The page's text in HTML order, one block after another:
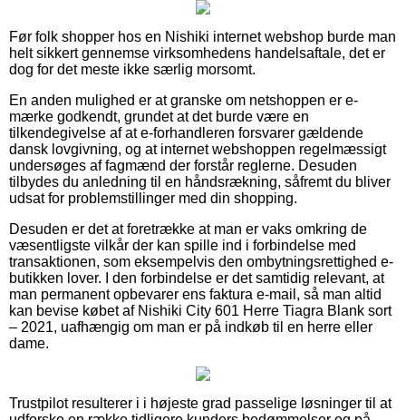
Før folk shopper hos en Nishiki internet webshop burde man
helt sikkert gennemse virksomhedens handelsaftale, det er
dog for det meste ikke særlig morsomt.
En anden mulighed er at granske om netshoppen er e-
mærke godkendt, grundet at det burde være en
tilkendegivelse af at e-forhandleren forsvarer gældende
dansk lovgivning, og at internet webshoppen regelmæssigt
undersøges af fagmænd der forstår reglerne. Desuden
tilbydes du anledning til en håndsrækning, såfremt du bliver
udsat for problemstillinger med din shopping.
Desuden er det at foretrække at man er vaks omkring de
væsentligste vilkår der kan spille ind i forbindelse med
transaktionen, som eksempelvis den ombytningsrettighed e-
butikken lover. I den forbindelse er det samtidig relevant, at
man permanent opbevarer ens faktura e-mail, så man altid
kan bevise købet af Nishiki City 601 Herre Tiagra Blank sort
– 2021, uafhængig om man er på indkøb til en herre eller
dame.
Trustpilot resulterer i i højeste grad passelige løsninger til at